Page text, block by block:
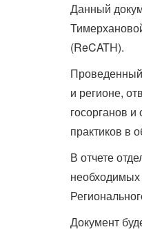
Данный
(ReCATH).
Проведенный
и регионе,
госорганов
практиков в
В отчете
необходимых
Документ